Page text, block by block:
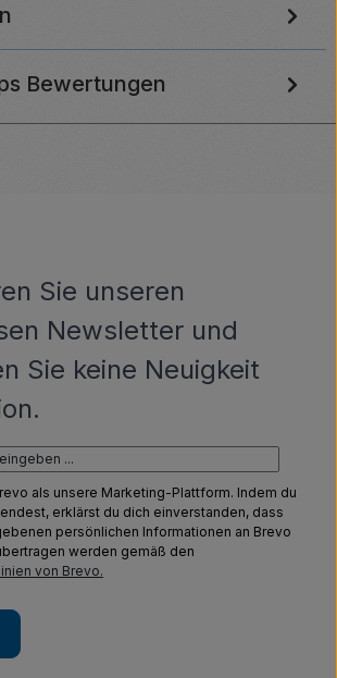
Bewertungen
Sie unseren
Newsletter und
Sie keine Neuigkeit
als unsere Marketing-Plattform. Indem du
erklärst du dich einverstanden, dass
persönlichen Informationen an Brevo
werden gemäß den
von Brevo.